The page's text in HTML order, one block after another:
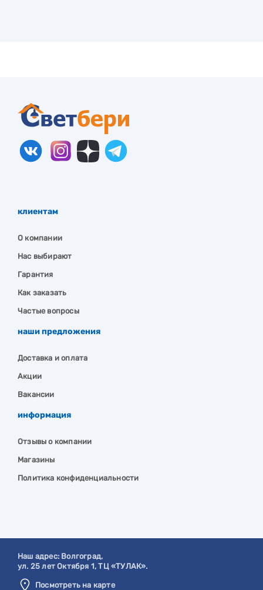
клиентам
О компании
Нас выбирают
Гарантия
Как заказать
Частые вопросы
наши предложения
Доставка и оплата
Акции
Вакансии
информация
Отзывы о компании
Магазины
Политика конфиденциальности
Наш адрес: Волгоград,
ул. 25 лет Октября 1, ТЦ «ТУЛАК».
Посмотреть на карте